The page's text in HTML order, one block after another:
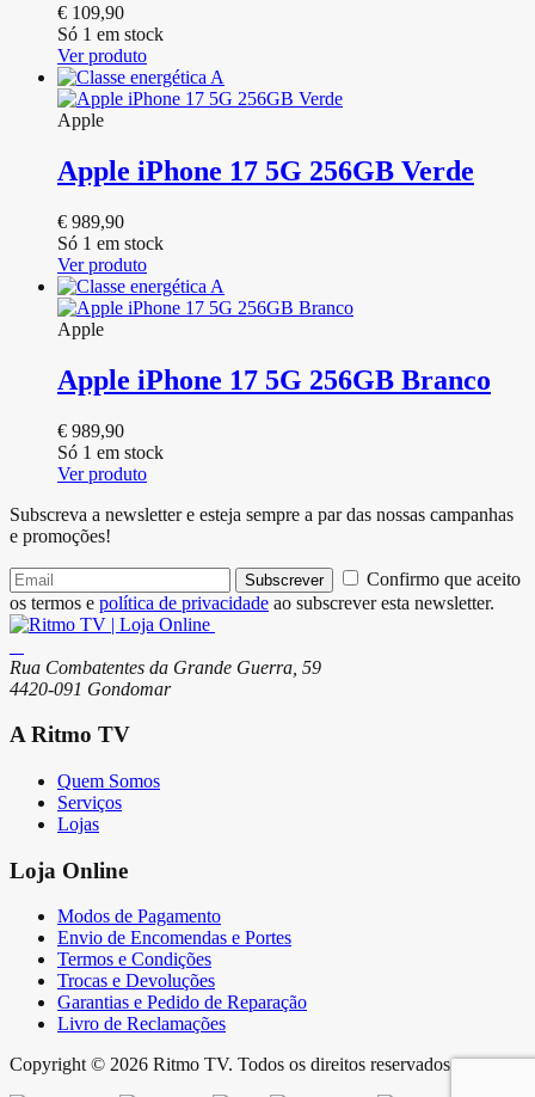
€ 109,90
Só 1 em stock
Ver produto
Apple
Apple iPhone 17 5G 256GB Verde
€ 989,90
Só 1 em stock
Ver produto
Apple
Apple iPhone 17 5G 256GB Branco
€ 989,90
Só 1 em stock
Ver produto
Subscreva a newsletter e esteja sempre a par das nossas campanhas
e promoções!
Subscrever
Confirmo que aceito
os termos e política de privacidade ao subscrever esta newsletter.
Rua Combatentes da Grande Guerra, 59
4420-091 Gondomar
A Ritmo TV
Quem Somos
Serviços
Lojas
Loja Online
Modos de Pagamento
Envio de Encomendas e Portes
Termos e Condições
Trocas e Devoluções
Garantias e Pedido de Reparação
Livro de Reclamações
Copyright © 2026 Ritmo TV. Todos os direitos reservados.